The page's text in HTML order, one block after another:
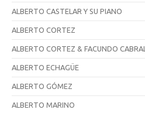
ALBERTO CASTELAR Y SU PIANO
ALBERTO CORTEZ
ALBERTO CORTEZ & FACUNDO CABRAL
ALBERTO ECHAGÜE
ALBERTO GÓMEZ
ALBERTO MARINO